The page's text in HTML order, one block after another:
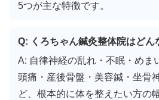
5つが主な特徴です。
Q: くろちゃん鍼灸整体院はどん
A: 自律神経の乱れ・不眠・めま
頭痛・産後骨盤・美容鍼・坐骨
ど、根本的に体を整えたい方の